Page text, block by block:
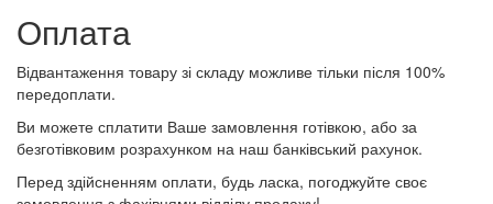
Оплата
Відвантаження товару зі складу можливе тільки після 100%
передоплати.
Ви можете сплатити Ваше замовлення готівкою, або за
безготівковим розрахунком на наш банківський рахунок.
Перед здійсненням оплати, будь ласка, погоджуйте своє